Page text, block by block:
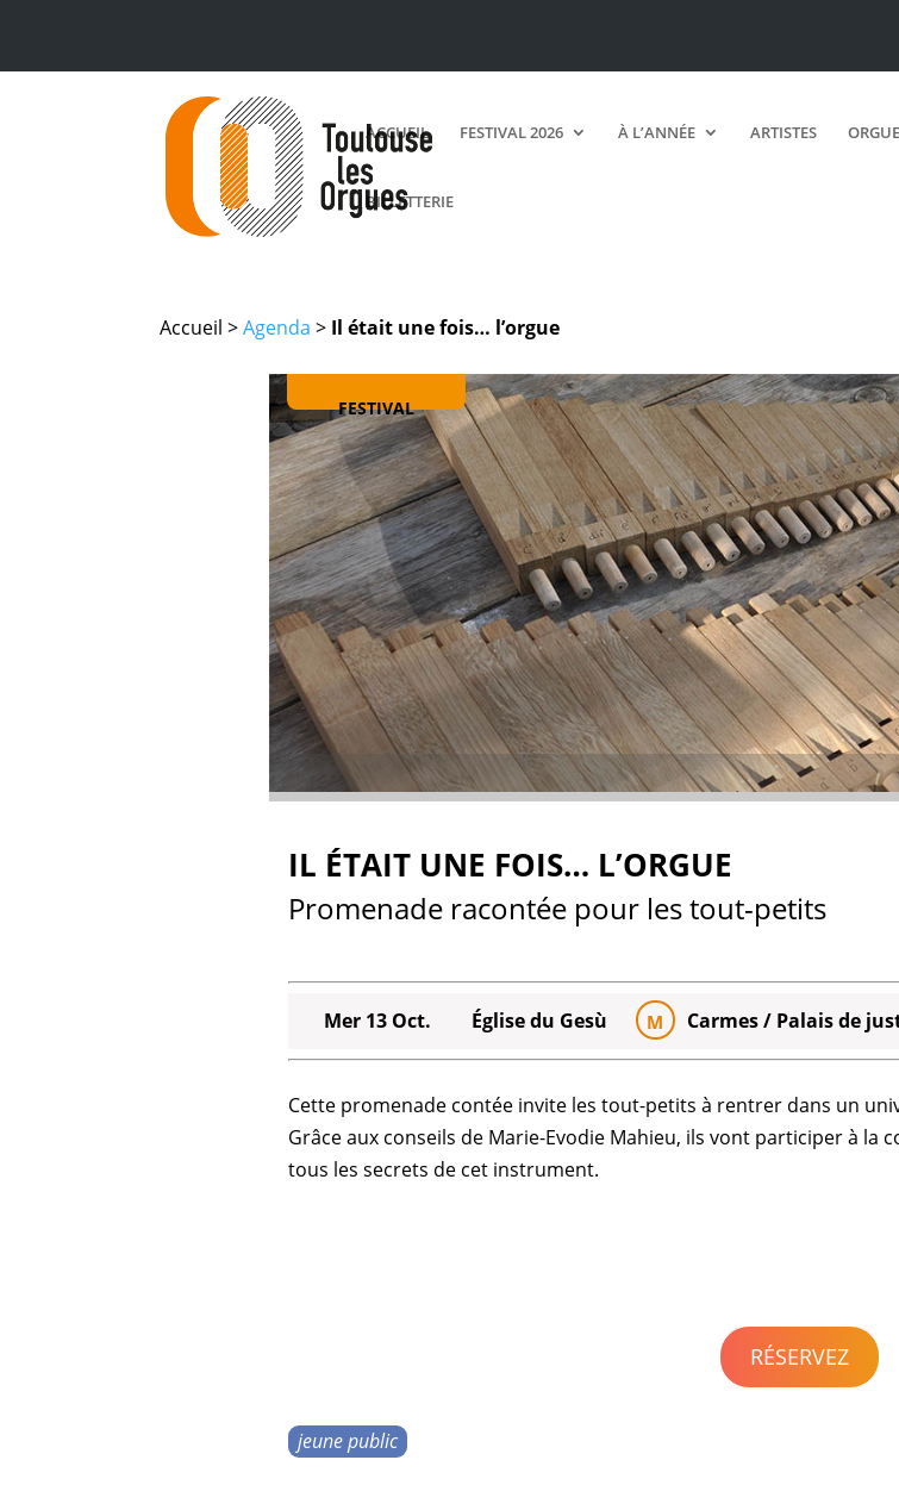
ACCUEIL FESTIVAL 2026 À L’ANNÉE ARTISTES
BILLETTERIE
Accueil >Agenda > Il était une fois… l’orgue
FESTIVAL
IL ÉTAIT UNE FOIS… L’ORGUE
Promenade racontée pour les tout-petits
Mer 13 Oct. Église du Gesù M Carmes / Palais de
Cette promenade contée invite les tout-petits à rentrer dans un
Grâce aux conseils de Marie-Evodie Mahieu, ils vont participer à la
tous les secrets de cet instrument.
RÉSERVEZ
jeune public